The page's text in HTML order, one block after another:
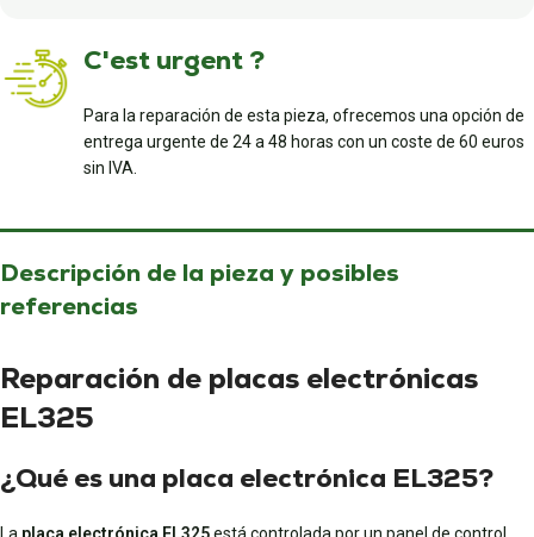
C'est urgent ?
Para la reparación de esta pieza, ofrecemos una opción de
entrega urgente de 24 a 48 horas con un coste de 60 euros
sin IVA.
Descripción de la pieza y posibles
referencias
Reparación de placas electrónicas
EL325
¿Qué es una placa electrónica EL325?